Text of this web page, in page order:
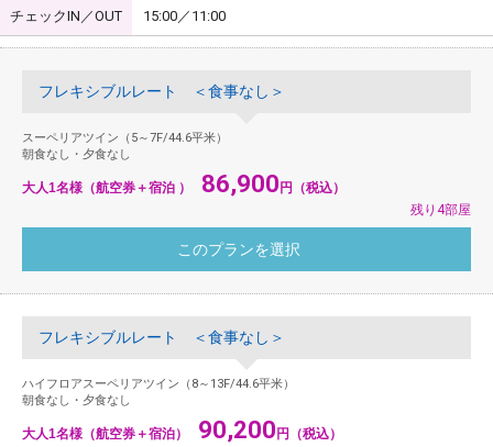
チェックIN／OUT 15:00／11:00
フレキシブルレート ＜食事なし＞
スーペリアツイン（5～7F/44.6平米）
朝食なし・夕食なし
大人1名様（航空券＋宿泊 ） 86,900 円（税込）
残り4部屋
フレキシブルレート ＜食事なし＞
ハイフロアスーペリアツイン（8～13F/44.6平米）
朝食なし・夕食なし
大人1名様（航空券＋宿泊） 90,200 円（税込）